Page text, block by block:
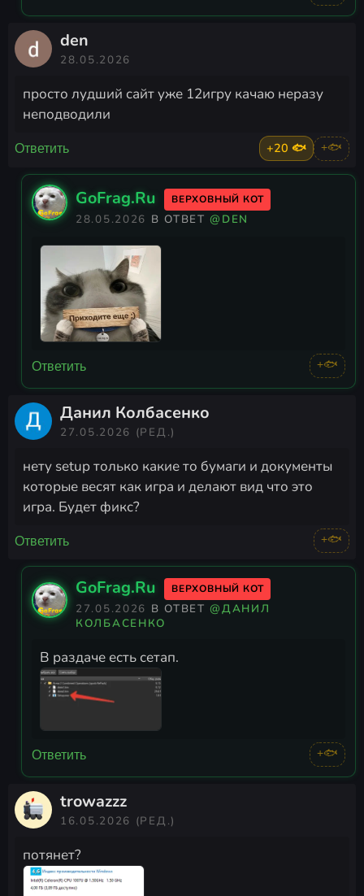
den
28.05.2026
просто лудший сайт уже 12игру качаю неразу
неподводили
Ответить +20 🐟 +🐟
GoFrag.Ru ВЕРХОВНЫЙ КОТ
28.05.2026 В ОТВЕТ@DEN
Ответить +🐟
Данил Колбасенко
27.05.2026 (РЕД.)
нету setup только какие то бумаги и документы
которые весят как игра и делают вид что это
игра. Будет фикс?
Ответить +🐟
GoFrag.Ru ВЕРХОВНЫЙ КОТ
27.05.2026 В ОТВЕТ@ДАНИЛ
КОЛБАСЕНКО
В раздаче есть сетап.
Ответить +🐟
trowazzz
16.05.2026 (РЕД.)
потянет?